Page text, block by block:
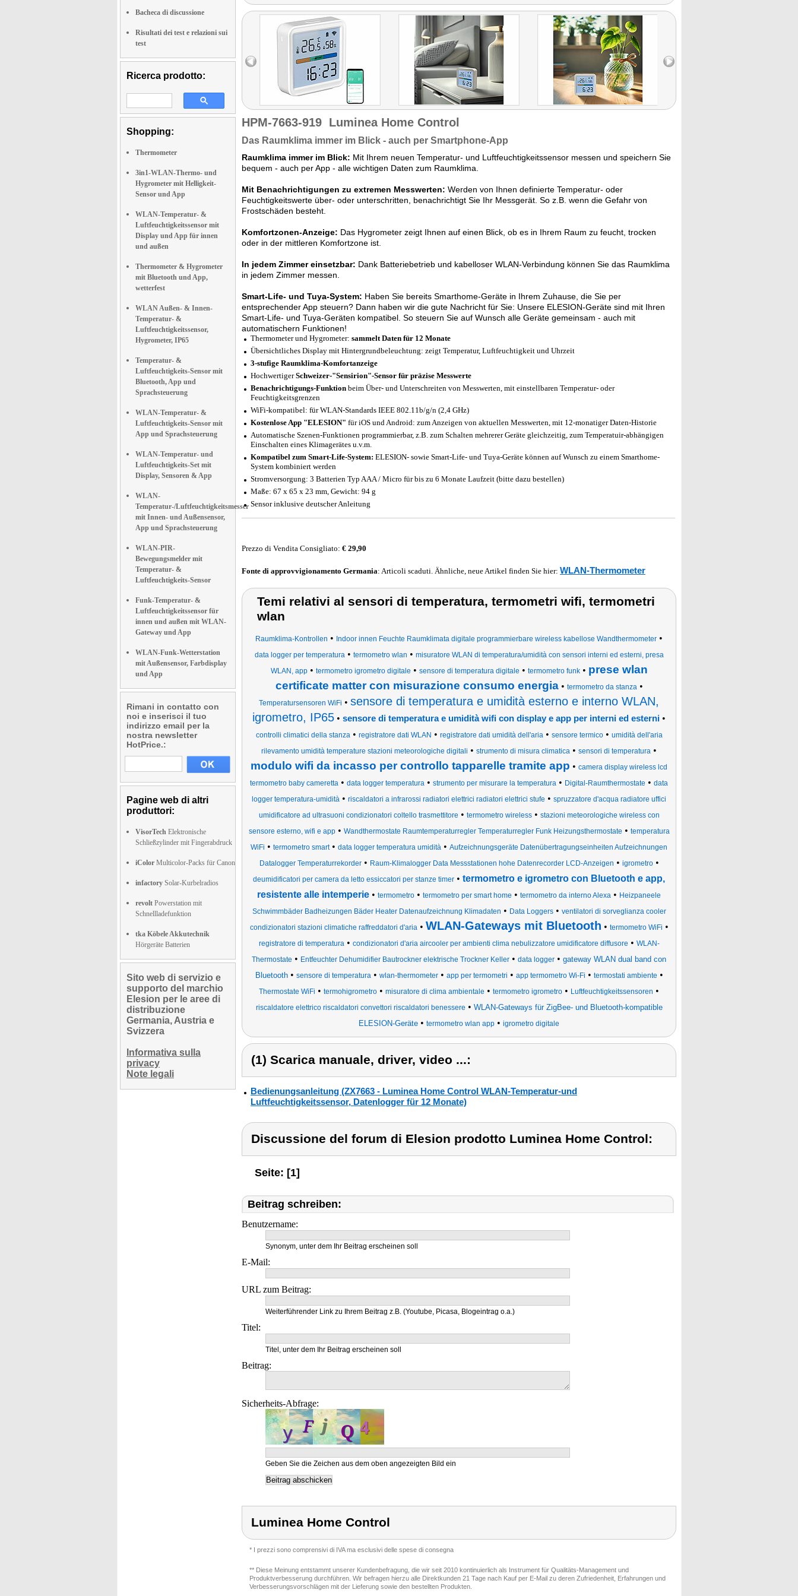
Bacheca di discussione
Risultati dei test e relazioni sui
test
Ricerca prodotto:
Shopping:
Thermometer
3in1-WLAN-Thermo- und
Hygrometer mit Helligkeit-
Sensor und App
WLAN-Temperatur- &
Luftfeuchtigkeitssensor mit
Display und App für innen
und außen
Thermometer & Hygrometer
mit Bluetooth und App,
wetterfest
WLAN Außen- & Innen-
Temperatur- &
Luftfeuchtigkeitssensor,
Hygrometer, IP65
Temperatur- &
Luftfeuchtigkeits-Sensor mit
Bluetooth, App und
Sprachsteuerung
WLAN-Temperatur- &
Luftfeuchtigkeits-Sensor mit
App und Sprachsteuerung
WLAN-Temperatur- und
Luftfeuchtigkeits-Set mit
Display, Sensoren & App
WLAN-
Temperatur-/Luftfeuchtigkeitsmesser
mit Innen- und Außensensor,
App und Sprachsteuerung
WLAN-PIR-
Bewegungsmelder mit
Temperatur- &
Luftfeuchtigkeits-Sensor
Funk-Temperatur- &
Luftfeuchtigkeitssensor für
innen und außen mit WLAN-
Gateway und App
WLAN-Funk-Wetterstation
mit Außensensor, Farbdisplay
und App
Rimani in contatto con
noi e inserisci il tuo
indirizzo email per la
nostra newsletter
HotPrice.:
Pagine web di altri
produttori:
VisorTech Elektronische
Schließzylinder mit Fingerabdruck
iColor Multicolor-Packs für Canon
infactory Solar-Kurbelradios
revolt Powerstation mit
Schnellladefunktion
tka Köbele Akkutechnik
Hörgeräte Batterien
Sito web di servizio e
supporto del marchio
Elesion per le aree di
distribuzione
Germania, Austria e
Svizzera
Informativa sulla
privacy
Note legali
HPM-7663-919 Luminea Home Control
Das Raumklima immer im Blick - auch per Smartphone-App
Raumklima immer im Blick: Mit Ihrem neuen Temperatur- und Luftfeuchtigkeitssensor messen und speichern Sie
bequem - auch per App - alle wichtigen Daten zum Raumklima.
Mit Benachrichtigungen zu extremen Messwerten: Werden von Ihnen definierte Temperatur- oder
Feuchtigkeitswerte über- oder unterschritten, benachrichtigt Sie Ihr Messgerät. So z.B. wenn die Gefahr von
Frostschäden besteht.
Komfortzonen-Anzeige: Das Hygrometer zeigt Ihnen auf einen Blick, ob es in Ihrem Raum zu feucht, trocken
oder in der mittleren Komfortzone ist.
In jedem Zimmer einsetzbar: Dank Batteriebetrieb und kabelloser WLAN-Verbindung können Sie das Raumklima
in jedem Zimmer messen.
Smart-Life- und Tuya-System: Haben Sie bereits Smarthome-Geräte in Ihrem Zuhause, die Sie per
entsprechender App steuern? Dann haben wir die gute Nachricht für Sie: Unsere ELESION-Geräte sind mit Ihren
Smart-Life- und Tuya-Geräten kompatibel. So steuern Sie auf Wunsch alle Geräte gemeinsam - auch mit
automatischern Funktionen!
Thermometer und Hygrometer: sammelt Daten für 12 Monate
Übersichtliches Display mit Hintergrundbeleuchtung: zeigt Temperatur, Luftfeuchtigkeit und Uhrzeit
3-stufige Raumklima-Komfortanzeige
HochwertigerSchweizer-"Sensirion"-Sensor für präzise Messwerte
Benachrichtigungs-Funktion beim Über- und Unterschreiten von Messwerten, mit einstellbaren Temperatur- oder
Feuchtigkeitsgrenzen
WiFi-kompatibel: für WLAN-Standards IEEE 802.11b/g/n (2,4 GHz)
Kostenlose App "ELESION" für iOS und Android: zum Anzeigen von aktuellen Messwerten, mit 12-monatiger Daten-Historie
Automatische Szenen-Funktionen programmierbar, z.B. zum Schalten mehrerer Geräte gleichzeitig, zum Temperatuir-abhängigen
Einschalten eines Klimagerätes u.v.m.
Kompatibel zum Smart-Life-System: ELESION- sowie Smart-Life- und Tuya-Geräte können auf Wunsch zu einem Smarthome-
System kombiniert werden
Stromversorgung: 3 Batterien Typ AAA / Micro für bis zu 6 Monate Laufzeit (bitte dazu bestellen)
Maße: 67 x 65 x 23 mm, Gewicht: 94 g
Sensor inklusive deutscher Anleitung
Prezzo di Vendita Consigliato: € 29,90
Fonte di approvvigionamento Germania: Articoli scaduti. Ähnliche, neue Artikel finden Sie hier: WLAN-Thermometer
Temi relativi al sensori di temperatura, termometri wifi, termometri
wlan
Raumklima-Kontrollen • Indoor innen Feuchte Raumklimata digitale programmierbare wireless kabellose Wandthermometer •
data logger per temperatura • termometro wlan • misuratore WLAN di temperatura/umidità con sensori interni ed esterni, presa
WLAN, app• termometro igrometro digitale • sensore di temperatura digitale • termometro funk• prese wlan
certificate matter con misurazione consumo energia• termometro da stanza •
Temperatursensoren WiFi • sensore di temperatura e umidità esterno e interno WLAN,
igrometro, IP65 • sensore di temperatura e umidità wifi con display e app per interni ed esterni •
controlli climatici della stanza • registratore dati WLAN • registratore dati umidità dell'aria • sensore termico• umidità dell'aria
rilevamento umidità temperature stazioni meteorologiche digitali • strumento di misura climatica • sensori di temperatura •
modulo wifi da incasso per controllo tapparelle tramite app • camera display wireless lcd
termometro baby cameretta • data logger temperatura • strumento per misurare la temperatura • Digital-Raumthermostate • data
logger temperatura-umidità • riscaldatori a infrarossi radiatori elettrici radiatori elettrici stufe • spruzzatore d'acqua radiatore uffici
umidificatore ad ultrasuoni condizionatori coltello trasmettitore • termometro wireless• stazioni meteorologiche wireless con
sensore esterno, wifi e app• Wandthermostate Raumtemperaturregler Temperaturregler Funk Heizungsthermostate • temperatura
WiFi • termometro smart• data logger temperatura umidità • Aufzeichnungsgeräte Datenübertragungseinheiten Aufzeichnungen
Datalogger Temperaturrekorder• Raum-Klimalogger Data Messstationen hohe Datenrecorder LCD-Anzeigen • igrometro•
deumidificatori per camera da letto essiccatori per stanze timer • termometro e igrometro con Bluetooth e app,
resistente alle intemperie • termometro • termometro per smart home • termometro da interno Alexa • Heizpaneele
Schwimmbäder Badheizungen Bäder Heater Datenaufzeichnung Klimadaten • Data Loggers• ventilatori di sorveglianza cooler
condizionatori stazioni climatiche raffreddatori d'aria • WLAN-Gateways mit Bluetooth • termometro WiFi •
registratore di temperatura • condizionatori d'aria aircooler per ambienti clima nebulizzatore umidificatore diffusore • WLAN-
Thermostate • Entfeuchter Dehumidifier Bautrockner elektrische Trockner Keller • data logger • gateway WLAN dual band con
Bluetooth• sensore di temperatura • wlan-thermometer• app per termometri • app termometro Wi-Fi • termostati ambiente •
Thermostate WiFi • termohigrometro • misuratore di clima ambientale • termometro igrometro • Luftfeuchtigkeitssensoren •
riscaldatore elettrico riscaldatori convettori riscaldatori benessere • WLAN-Gateways für ZigBee- und Bluetooth-kompatible
ELESION-Geräte • termometro wlan app • igrometro digitale
(1) Scarica manuale, driver, video ...:
Bedienungsanleitung (ZX7663 - Luminea Home Control WLAN-Temperatur-und
Luftfeuchtigkeitssensor, Datenlogger für 12 Monate)
Discussione del forum di Elesion prodotto Luminea Home Control:
Seite: [1]
Beitrag schreiben:
Benutzername:
Synonym, unter dem Ihr Beitrag erscheinen soll
E-Mail:
URL zum Beitrag:
Weiterführender Link zu Ihrem Beitrag z.B. (Youtube, Picasa, Blogeintrag o.a.)
Titel:
Titel, unter dem Ihr Beitrag erscheinen soll
Beitrag:
Sicherheits-Abfrage:
Geben Sie die Zeichen aus dem oben angezeigten Bild ein
Luminea Home Control
* I prezzi sono comprensivi di IVA ma esclusivi delle spese di consegna
** Diese Meinung entstammt unserer Kundenbefragung, die wir seit 2010 kontinuierlich als Instrument für Qualitäts-Management und
Produktverbesserung durchführen. Wir befragen hierzu alle Direktkunden 21 Tage nach Kauf per E-Mail zu deren Zufriedenheit, Erfahrungen und
Verbesserungsvorschlägen mit der Lieferung sowie den bestellten Produkten.